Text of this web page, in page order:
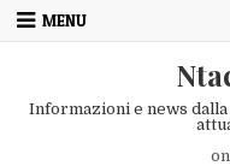
Skip to content
MENU
Informazioni e news dalla